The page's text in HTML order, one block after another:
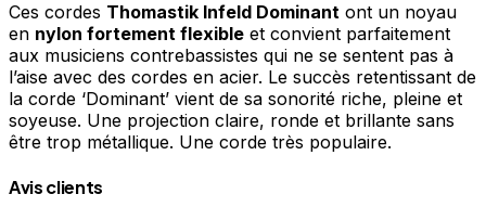
Ces cordes Thomastik Infeld Dominant ont un noyau
en nylon fortement flexible et convient parfaitement
aux musiciens contrebassistes qui ne se sentent pas à
l’aise avec des cordes en acier. Le succès retentissant de
la corde ‘Dominant’ vient de sa sonorité riche, pleine et
soyeuse. Une projection claire, ronde et brillante sans
être trop métallique. Une corde très populaire.
Avis clients